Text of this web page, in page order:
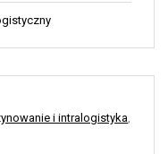
i intralogistyka,